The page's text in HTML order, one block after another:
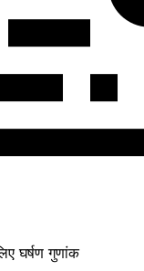
घर्षण गुणांक